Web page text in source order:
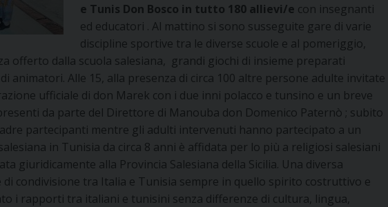
e Tunis Don Bosco in tutto 180 allievi/e con insegnanti
ed educatori . Al mattino si sono susseguite gare di varie
discipline sportive tra le diverse scuole e al pomeriggio,
offerto dalla scuola salesiana, grandi giochi di insieme preparati
animatori. Alle 15, alla presenza di circa 100 altre persone adulte invitate
ufficiale di don Marek con i due inni polacco e tunsino e un breve
da parte del Direttore di Manouba don Domenico Paternò ; subito
partecipanti mentre gli adulti intervenuti hanno partecipato a un
in Tunisia da circa 8 anni è affidata per lo più a religiosi salesiani
giuridicamente alla Provincia Salesiana della Sicilia. Una diversa
di condivisione tra Italia e Tunisia sempre in quello spirito costruttivo e
i rapporti tra italiani e tunisini senza differenze di cultura, lingua,